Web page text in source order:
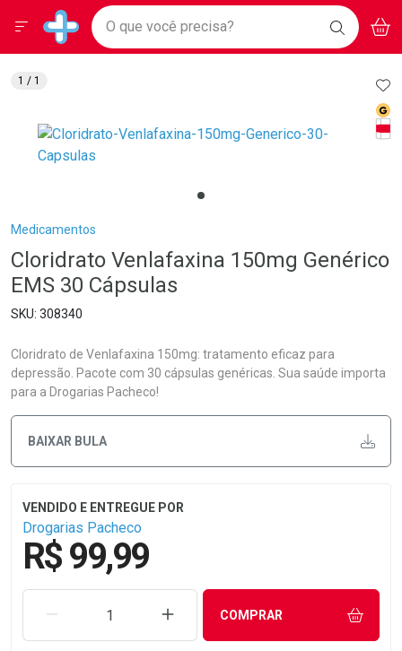
Drogarias Pacheco
Baixe nosso APP e aproveite Ofertas Exclusivas!
BAIXE
O APP
Ir direto para a home
pela página
Ir direto para o conteúdo
Ir direto para a busca
Ir direto para a conta
Ir direto para a notificações
Ir direto para o carrinho
Ir direto para o menu
Faça a sua busca
O que você precisa? BUSCAR
Menu
Breadcrumb
Medicamentos
Cloridrato Venlafaxina 150mg Genérico
EMS 30 Cápsulas
308340
Cloridrato de Venlafaxina 150mg: tratamento eficaz para
depressão. Pacote com 30 cápsulas genéricas. Sua saúde importa
para a Drogarias Pacheco!
BAIXAR BULA
Drogarias Pacheco
R$ 99,99
REMOVER UMA UNIDADEAUMENTAR UMA UNIDADE
COMPRAR
1 / 1